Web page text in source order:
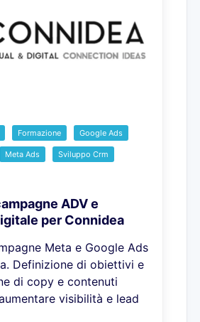
Formazione Google Ads
Meta Ads Sviluppo Crm
ADV e
per Connidea
Meta e Google Ads
Definizione di obiettivi e
di copy e contenuti
visibilità e lead